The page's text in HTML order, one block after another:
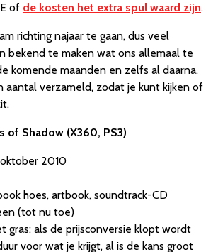
of de kosten het extra spul waard zijn.
richting najaar te gaan, dus veel
bekend te maken wat ons allemaal te
komende maanden en zelfs al daarna.
aantal verzameld, zodat je kunt kijken of
of Shadow (X360, PS3)
2010
hoes, artbook, soundtrack-CD
(tot nu toe)
gras: als de prijsconversie klopt wordt
voor wat je krijgt, al is de kans groot